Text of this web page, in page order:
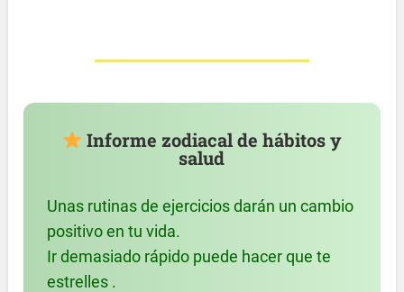
Informe zodiacal de hábitos y
salud
Unas rutinas de ejercicios darán un cambio
positivo en tu vida.
Ir demasiado rápido puede hacer que te
estrelles .